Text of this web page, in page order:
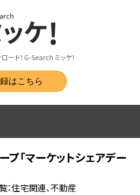
ド！G-Search ミッケ！
はこちら
プ「マーケットシェアデー
：住宅関連、不動産